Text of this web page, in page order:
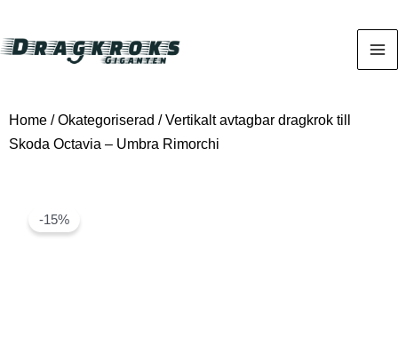
Home /Okategoriserad / Vertikalt avtagbar dragkrok till
Skoda Octavia – Umbra Rimorchi
-15%